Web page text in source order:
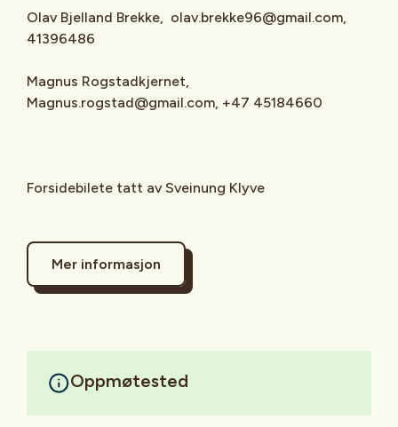
Olav Bjelland Brekke, olav.brekke96@gmail.com,
41396486
Magnus Rogstadkjernet,
Magnus.rogstad@gmail.com, +47 45184660
Forsidebilete tatt av Sveinung Klyve
Mer informasjon
Oppmøtested